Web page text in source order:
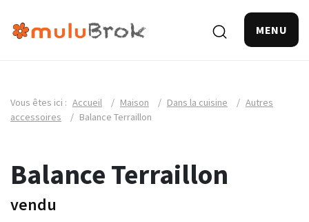
MENU
Vous êtes ici : Accueil / Maison / Dans la cuisine / Autres
accessoires
/ Balance Terraillon
Balance Terraillon
vendu